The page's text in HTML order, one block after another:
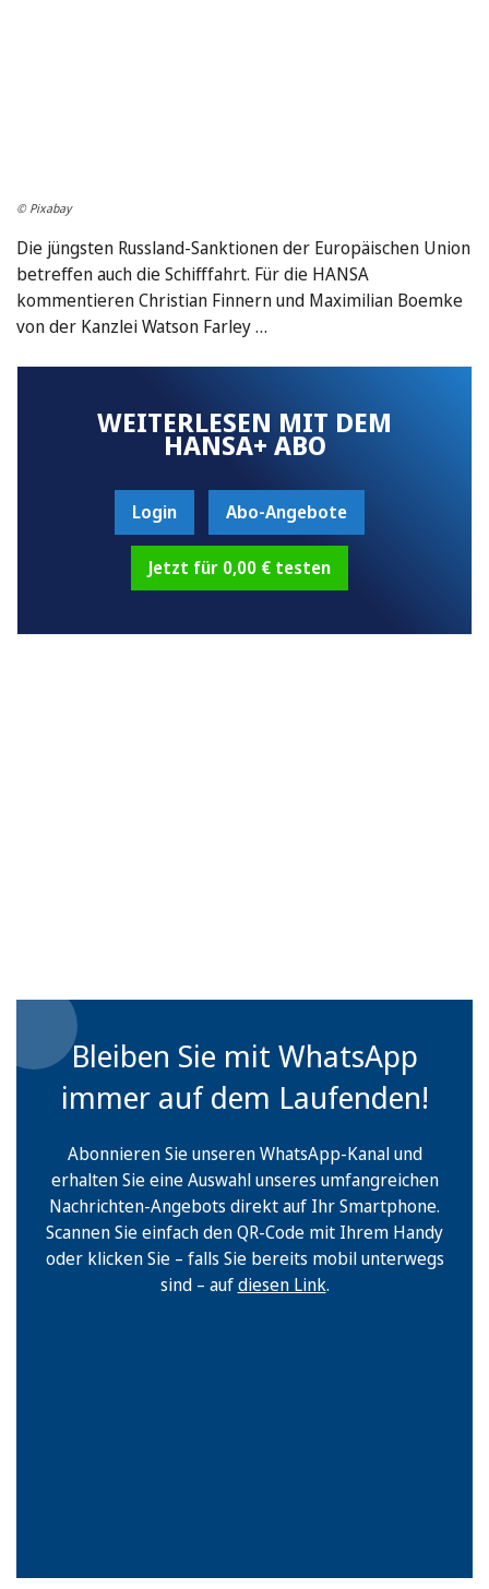
© Pixabay
Die jüngsten Russland-Sanktionen der Europäischen Union
betreffen auch die Schifffahrt. Für die HANSA
kommentieren Christian Finnern und Maximilian Boemke
von der Kanzlei Watson Farley …
WEITERLESEN MIT DEM
HANSA+ ABO
Login Abo-Angebote
Jetzt für 0,00 € testen
Bleiben Sie mit WhatsApp
immer auf dem Laufenden!
Abonnieren Sie unseren WhatsApp-Kanal und
erhalten Sie eine Auswahl unseres umfangreichen
Nachrichten-Angebots direkt auf Ihr Smartphone.
Scannen Sie einfach den QR-Code mit Ihrem Handy
oder klicken Sie – falls Sie bereits mobil unterwegs
sind – aufdiesen Link.